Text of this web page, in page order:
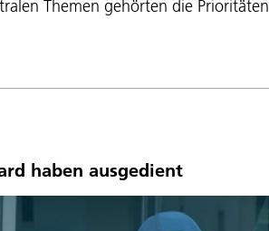
Themen gehörten die Prioritäten
haben ausgedient